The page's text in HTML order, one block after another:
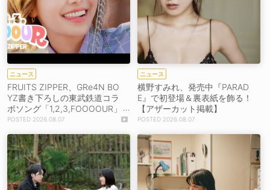
ニュース
FRUITS ZIPPER、GRe4N BO
YZ書き下ろしの東武鉄道コラ
ボソング「1,2,3,FOOOOUR」
をリリース＆MV公開！
2026.08.07
ニュース
横野すみれ、発売中『PARAD
E』で初登場＆裏表紙を飾る！
【アザーカット掲載】
2026.08.07